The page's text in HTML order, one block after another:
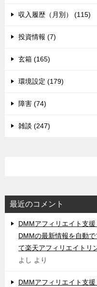
収入履歴（月別） (115)
投資情報 (7)
玄箱 (165)
環境設定 (179)
障害 (74)
雑談 (247)
最近のコメント
DMMアフィリエイト支
DMMの最新情報を自動
て楽天アフィリエイトリ
よし より
DMMアフィリエイト支